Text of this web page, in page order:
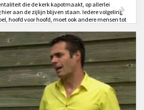
die de kerk kapotmaakt, op allerlei
aan de zijlijn blijven staan. Iedere volgeling
hoofd voor hoofd, moet ook andere mensen tot